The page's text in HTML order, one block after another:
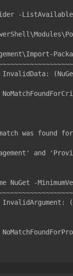
-
was
and
NuGet -